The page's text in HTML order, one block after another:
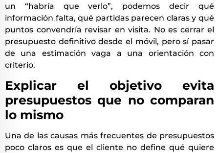
un “habría que verlo”, podemos decir qué
información falta, qué partidas parecen claras y qué
puntos convendría revisar en visita. No es cerrar el
presupuesto definitivo desde el móvil, pero sí pasar
de una estimación vaga a una orientación con
criterio.
Explicar el objetivo evita
presupuestos que no comparan
lo mismo
Una de las causas más frecuentes de presupuestos
poco claros es que el cliente no define qué quiere